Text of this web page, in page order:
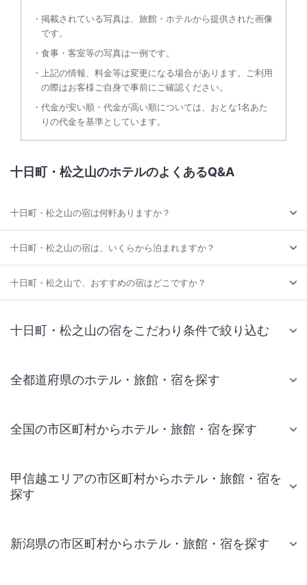
掲載されている写真は、旅館・ホテルから提供された画像
です。
食事・客室等の写真は一例です。
上記の情報、料金等は変更になる場合があります。ご利用
の際はお客様ご自身で事前にご確認ください。
代金が安い順・代金が高い順については、おとな1名あた
りの代金を基準としています。
十日町・松之山のホテルのよくあるQ&A
十日町・松之山の宿は何軒ありますか？
十日町・松之山の宿は、いくらから泊まれますか？
十日町・松之山で、おすすめの宿はどこですか？
十日町・松之山の宿をこだわり条件で絞り込む
全都道府県のホテル・旅館・宿を探す
全国の市区町村からホテル・旅館・宿を探す
甲信越エリアの市区町村からホテル・旅館・宿を
探す
新潟県の市区町村からホテル・旅館・宿を探す